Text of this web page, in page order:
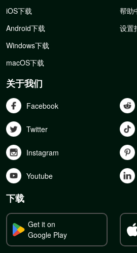
iOS下载
Android下载
Windows下载
macOS下载
帮助
设置
关于我们
Facebook
Twitter
Instagram
Youtube
下载
Get it on
Google Play